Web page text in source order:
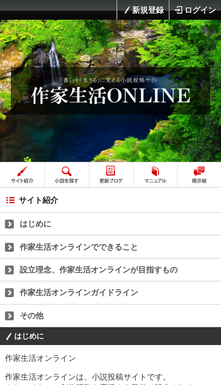
新規登録 ログイン
サイト紹介
はじめに
作家生活オンラインでできること
設立理念、作家生活オンラインが目指すもの
作家生活オンラインガイドライン
その他
はじめに
作家生活オンライン
作家生活オンラインは、小説投稿サイトです。